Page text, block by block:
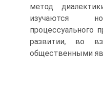
метод
изучаются
процессуального
развитии, во
общественными